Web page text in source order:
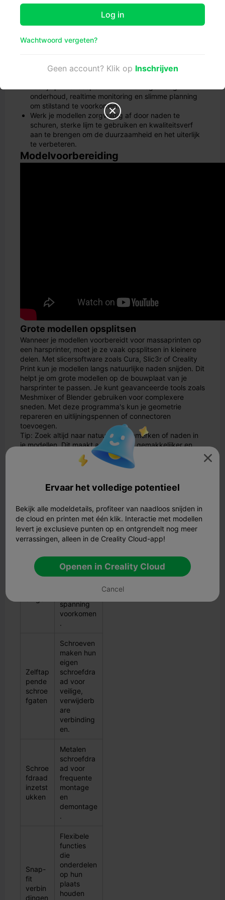
Optimaliseer de printinstellingen door de laaghoogte
en -snelheid in balans te brengen, hogesnelheidshars
om tijd en materiaal te besparen.
produceren, waardoor de kosten dalen en de output
onderhoud, realtime monitoring en slimme planning
om stilstand te voorkomen.
Werk je modellen zorgvuldig af door naden te
schuren, sterke lijm te gebruiken en kwaliteitsverf
aan te brengen om de duurzaamheid en het uiterlijk
te verbeteren.
Modelvoorbereiding
Grote modellen opsplitsen
Wanneer je modellen voorbereidt voor massaprinten op
een harsprinter, moet je ze vaak opsplitsen in kleinere
delen. Met slicersoftware zoals Cura, Slic3r of Creality
Print kun je modellen langs natuurlijke naden snijden. Dit
helpt je om grote modellen op de bouwplaat van je
harsprinter te passen. Je kunt geavanceerde tools zoals
Meshmixer of Blender gebruiken voor complexere
sneden. Met deze programma's kun je geometrie
repareren en uitlijningspennen of connectoren
toevoegen.
Tip: Zoek altijd naar natuurlijke kenmerken of naden in
je modellen. Dit maakt assemblage gemakkelijker en
houdt de structuur sterk.
U moet ook het juiste type connector kiezen voor uw
veelvoorkomende connectoren en hun gebruik:
verbin
dingss
tuk
Beschrijvin
g
Zwalu
grijpende
verbinding
en die
spanning
voorkomen
.
Zelftap
pende
schroe
fgaten
Schroeven
maken hun
eigen
schroefdra
ad voor
veilige,
verwijderb
are
verbinding
en.
Schroe
fdraad
inzetst
ukken
Metalen
schroefdra
ad voor
frequente
montage
en
demontage
.
Snap-
fit
verbin
dingen
Flexibele
functies
die
onderdelen
op hun
plaats
houden

Log in
Wachtwoord vergeten?
Geen account? Klik op Inschrijven

Ervaar het volledige potentieel
Bekijk alle modeldetails, profiteer van naadloos snijden in
de cloud en printen met één klik. Interactie met modellen
levert je exclusieve punten op en ontgrendelt nog meer
verrassingen, alleen in de Creality Cloud-app!
Openen in Creality Cloud
Cancel